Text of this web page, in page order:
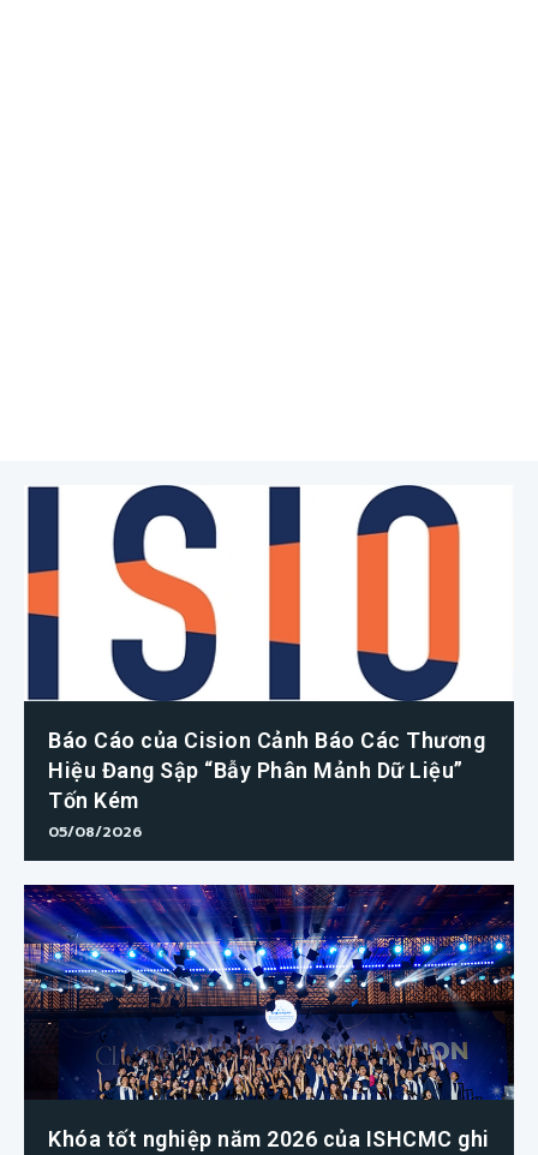
Báo Cáo của Cision Cảnh Báo Các Thương
Hiệu Đang Sập “Bẫy Phân Mảnh Dữ Liệu”
Tốn Kém
05/08/2026
Khóa tốt nghiệp năm 2026 của ISHCMC ghi